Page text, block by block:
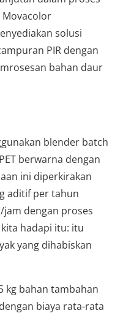
solusi
PIR dengan
bahan daur
blender batch
berwarna dengan
ini diperkirakan
aditif per tahun
jam dengan proses
hadapi itu: itu
yang dihabiskan
kg bahan tambahan
biaya rata-rata